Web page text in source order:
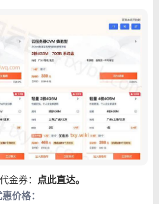
金券： 点此直达。
价格：